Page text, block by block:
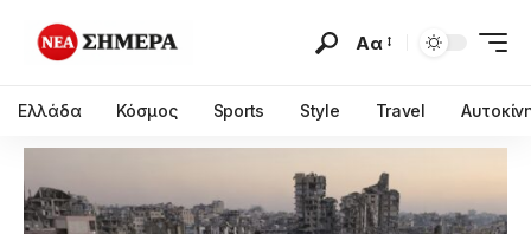
Αα
Ελλάδα Κόσμος Sports Style Travel